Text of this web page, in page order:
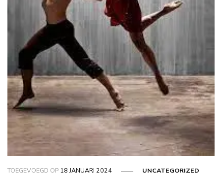
TOEGEVOEGD OP 18 JANUARI 2024 UNCATEGORIZED